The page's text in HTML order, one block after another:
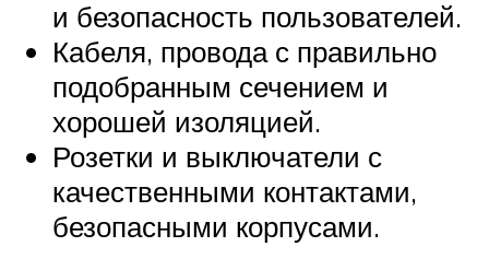
и безопасность пользователей.
Кабеля, провода с правильно
подобранным сечением и
хорошей изоляцией.
Розетки и выключатели с
качественными контактами,
безопасными корпусами.